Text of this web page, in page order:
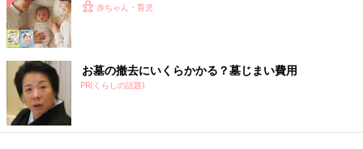
赤ちゃん・育児
お墓の撤去にいくらかかる？墓じまい費用
PR(くらしの話題)